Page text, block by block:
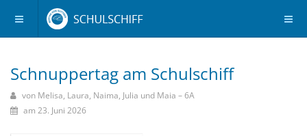
Schnuppertag am Schulschiff
von Melisa, Laura, Naima, Julia und Maia – 6A
am 23. Juni 2026